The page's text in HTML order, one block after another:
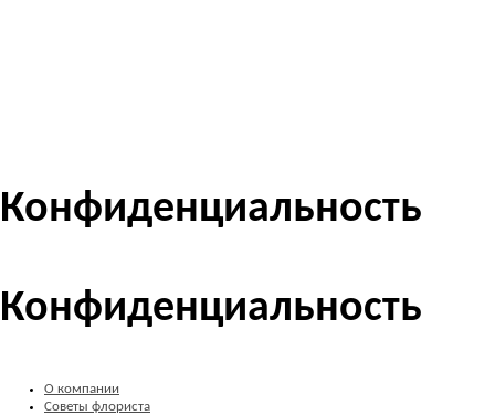
Конфиденциальность
Конфиденциальность
О компании
Советы флориста